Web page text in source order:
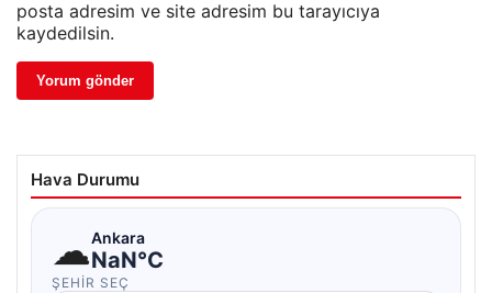
posta adresim ve site adresim bu tarayıcıya
kaydedilsin.
Hava Durumu
☁Ankara
NaN°C
ŞEHIR SEÇ